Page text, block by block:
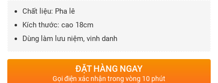
Chất liệu: Pha lê
Kích thước: cao 18cm
Dùng làm lưu niệm, vinh danh
ĐẶT HÀNG NGAY
Gọi điện xác nhận trong vòng 10 phút